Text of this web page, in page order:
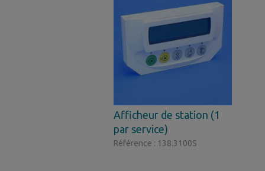
Afficheur de station (1
par service)
Référence : 138.3100S